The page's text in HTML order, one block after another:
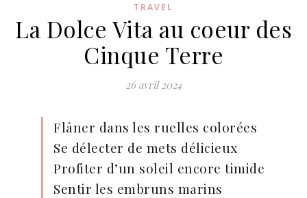
TRAVEL
La Dolce Vita au coeur des
Cinque Terre
26 avril 2024
Flâner dans les ruelles colorées
Se délecter de mets délicieux
Profiter d’un soleil encore timide
Sentir les embruns marins